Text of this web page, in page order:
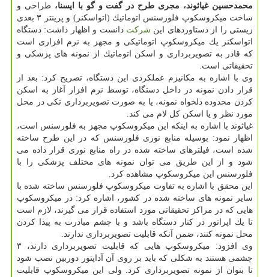
محمدحسین غیاثوند، مجری طرح در گفت و گو با ایسنا،طراحی و
ساخت میكروسكوپ فلورسنس اتوماتیك (اتواسكنر) و پرینتر ۳ بعدی
زیستی را از دستاوردهای این شركت دانست و اظهار داشت: دستگاه
اتواسكنر یك میكروسكوپ اتوماتیكی و مجهز به نرم افزاری است
كه قادر به تصویربرداری و اسكن اتوماتیك از نمونه های پزشكی و
تحقیقاتی است.
وی با اشاره به مكانیزم عملكردی این دستگاه، تصریح كرد: بعد از
قرار دادن نمونه در داخل دستگاه، توسط نرم افزار آغاز به اسكن
كردن محدوده دلخواه نمونه، یا به صورت تصویربرداری تكی در محل
مورد نظر و یا اسكن كل لام می كند.
غیاثوند با اشاره به اینكه این میكروسكوپ مجهز به فلورسنس است،
اظهار نمود: بوسیله منابع نوری فلورسنس كه در این طرح ساخته
شده است، فیلترهای ساخته شده در راه منابع نوری قرار داده می
شود و از این طریق می توان نمونه های مختلف پزشكی را با
فلورسنس این میكروسكوپ مشاهده كرد.
این محقق با اشاره به تفاوت میكروسكوپ فلورسنس ساخته شده با
سایر نمونه های ساخته شده در كشور، اشاره كرد: در میكروسكوپ
هایی كه در مراكز تحقیقاتی مورد استفاده قرار می گیرند، لازم است
تا یك اپراتور در كنار دستگاه باشد و با چشم مبادرت به پیدا كردن
محل نمونه كنند، ضمن آنكه قابلیت تصویربرداری ندارند.
وی افزود: میكروسكوپ هایی كه قابلیت تصویربرداری دارند، ۳
چشمی هستند به شكلی كه باید بر روی آن آداپتور دوربین نصب شود
تا بنوان از نمونه تصویربرداری كرد. ولی این میكروسكوپ قابلیت